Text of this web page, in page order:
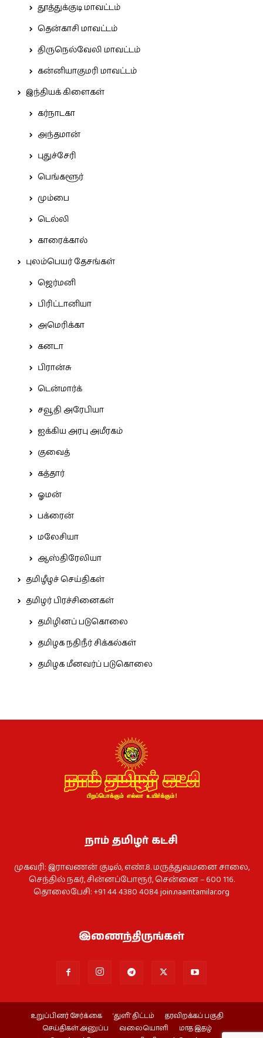
தூத்துக்குடி மாவட்டம்
தென்காசி மாவட்டம்
திருநெல்வேலி மாவட்டம்
கன்னியாகுமரி மாவட்டம்
இந்தியக் கிளைகள்
கர்நாடகா
அந்தமான்
புதுச்சேரி
பெங்களூர்
மும்பை
டெல்லி
காரைக்கால்
புலம்பெயர் தேசங்கள்
ஜெர்மனி
பிரிட்டானியா
அமெரிக்கா
கனடா
பிரான்சு
டென்மார்க்
சவூதி அரேபியா
ஐக்கிய அரபு அமீரகம்
குவைத்
கத்தார்
ஓமன்
பக்ரைன்
மலேசியா
ஆஸ்திரேலியா
தமிழீழச் செய்திகள்
தமிழர் பிரச்சினைகள்
தமிழினப் படுகொலை
தமிழக நதிநீர் சிக்கல்கள்
தமிழக மீனவர்ப் படுகொலை
நாம் தமிழர் கட்சி
முகவரி: இராவணன் குடில், எண்.8. மருத்துவமனை சாலை,
செந்தில் நகர், சின்னப்போரூர், சென்னை – 600 116.
தொலைபேசி: +91 44 4380 4084join.naamtamilar.org
இணைந்திருங்கள்
உறுப்பினர் சேர்க்கை ‘துளி’ திட்டம்
தரவிறக்கப் பகுதி
செய்திகள் அனுப்ப
வலையொளி
மாத இதழ்